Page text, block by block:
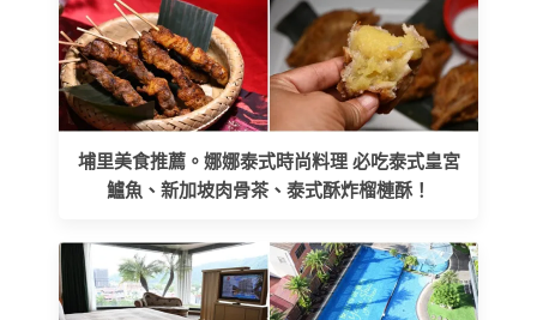
埔里美食推薦。娜娜泰式時尚料理 必吃泰式皇宮
鱸魚、新加坡肉骨茶、泰式酥炸榴槤酥！